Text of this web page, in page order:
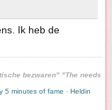
Ik heb de
bezwaren" "The needs
5 minutes of fame - Heldin